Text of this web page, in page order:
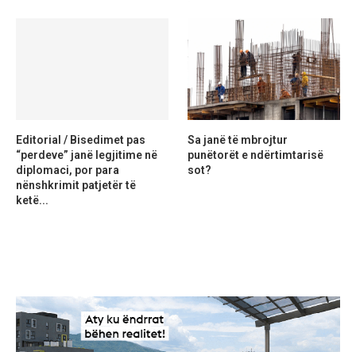
Editorial / Bisedimet pas
“perdeve” janë legjitime në
diplomaci, por para
nënshkrimit patjetër të
ketë...
Sa janë të mbrojtur
punëtorët e ndërtimtarisë
sot?